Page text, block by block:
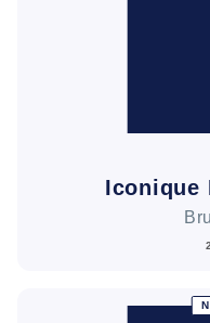
Iconique